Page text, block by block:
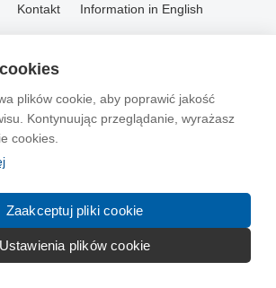
plików cookie, aby poprawić jakość
Kontynuując przeglądanie, wyrażasz
cookies.
Zaakceptuj pliki cookie
Ustawienia plików cookie
Kontakt Information in English